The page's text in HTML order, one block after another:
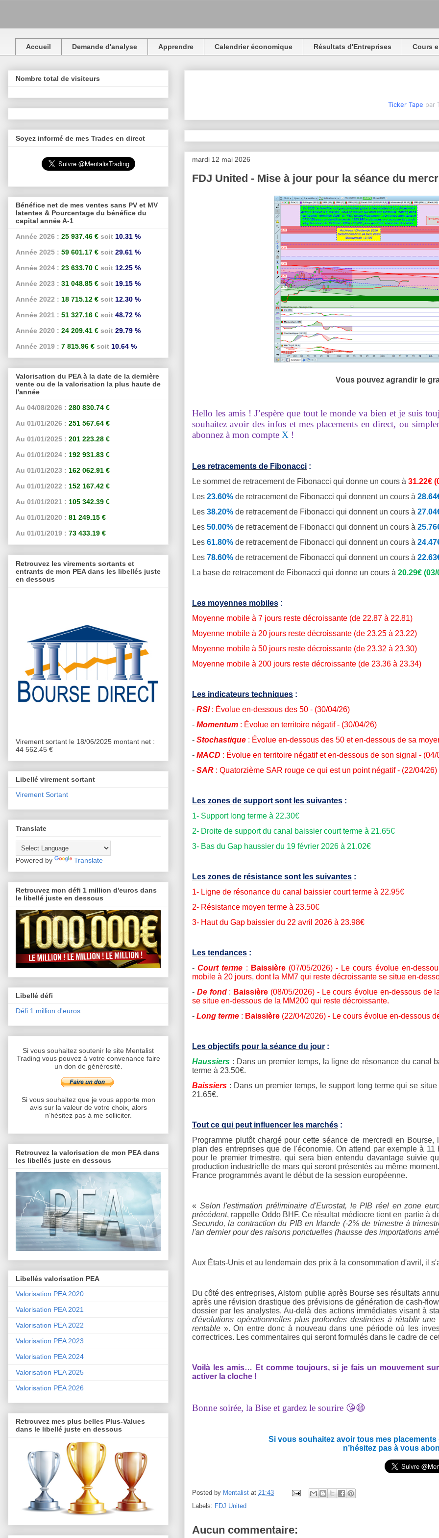
Accueil Demande d'analyse Apprendre Calendrier économique Résultats d'Entreprises Cours
Ticker Tape par
mardi 12 mai 2026
FDJ United - Mise à jour pour la séance du
Vous pouvez agrandir le
Hello les amis ! J’espère que tout le monde va bien et je suis
souhaitez avoir des infos et mes placements en direct, ou
abonnez à mon compte X !
Les retracements de Fibonacci :
Le sommet de retracement de Fibonacci qui donne un cours à 31.22€
Les 23.60% de retracement de Fibonacci qui donnent un cours à
Les 38.20% de retracement de Fibonacci qui donnent un cours à
Les 50.00% de retracement de Fibonacci qui donnent un cours à
Les 61.80% de retracement de Fibonacci qui donnent un cours à
Les 78.60% de retracement de Fibonacci qui donnent un cours à
La base de retracement de Fibonacci qui donne un cours à 20.29€ (03/
Les moyennes mobiles :
Moyenne mobile à 7 jours reste décroissante (de 22.87 à 22.81)
Moyenne mobile à 20 jours reste décroissante (de 23.25 à 23.22)
Moyenne mobile à 50 jours reste décroissante (de 23.32 à 23.30)
Moyenne mobile à 200 jours reste décroissante (de 23.36 à 23.34)
Les indicateurs techniques :
- RSI: Évolue en-dessous des 50 - (30/04/26)
- Momentum : Évolue en territoire négatif - (30/04/26)
- Stochastique : Évolue en-dessous des 50 et en-dessous de sa
- MACD : Évolue en territoire négatif et en-dessous de son signal - (04/
- SAR : Quatorzième SAR rouge ce qui est un point négatif - (22/04/26)
Les zones de support sont les suivantes :
1- Support long terme à 22.30€
2- Droite de support du canal baissier court terme à 21.65€
3- Bas du Gap haussier du 19 février 2026 à 21.02€
Les zones de résistance sont les suivantes :
1- Ligne de résonance du canal baissier court terme à 22.95€
2- Résistance moyen terme à 23.50€
3- Haut du Gap baissier du 22 avril 2026 à 23.98€
Les tendances :
-Court terme : Baissière(07/05/2026) - Le cours évolue en-
mobile à 20 jours, dont la MM7 qui reste décroissante se situe en-
- De fond: Baissière (08/05/2026) - Le cours évolue en-dessous de
se situe en-dessous de la MM200 qui reste décroissante.
- Long terme : Baissière (22/04/2026) - Le cours évolue en-dessous
Les objectifs pour la séance du jour :
Haussiers : Dans un premier temps, la ligne de résonance du canal
terme à 23.50€.
Baissiers : Dans un premier temps, le support long terme qui se
21.65€.
Tout ce qui peut influencer les marchés :
Programme plutôt chargé pour cette séance de mercredi en
plan des entreprises que de l'économie. On attend par exemple à
pour le premier trimestre, qui sera bien entendu davantage suivie
production industrielle de mars qui seront présentés au même
France programmés avant le début de la session européenne.
« Selon l'estimation préliminaire d'Eurostat, le PIB réel en zone
précédent, rappelle Oddo BHF. Ce résultat médiocre tient en partie à
Secundo, la contraction du PIB en Irlande (-2% de trimestre à
l'an dernier pour des raisons ponctuelles (hausse des importations
Aux États-Unis et au lendemain des prix à la consommation d'avril, il
Du côté des entreprises, Alstom publie après Bourse ses résultats
après une révision drastique des prévisions de génération de cash-
dossier par les analystes. Au-delà des actions immédiates visant à
d'évolutions opérationnelles plus profondes destinées à rétablir
rentable ». On entre donc à nouveau dans une période où les
correctrices. Les commentaires qui seront formulés dans le cadre de
Voilà les amis… Et comme toujours, si je fais un mouvement
activer la cloche !
Bonne soirée, la Bise et gardez le sourire 😘😄
Si vous souhaitez avoir tous mes
n’hésitez pas à vous
Posted by Mentalist at 21:43
Labels: FDJ United
Aucun commentaire:
Nombre total de visiteurs
Soyez informé de mes Trades en direct
Bénéfice net de mes ventes sans PV et MV
latentes & Pourcentage du bénéfice du
capital année A-1
Année 2026 : 25 937.46 € soit 10.31 %
Année 2025 : 59 601.17 € soit 29.61 %
Année 2024 : 23 633.70 € soit 12.25 %
Année 2023 : 31 048.85 € soit 19.15 %
Année 2022 : 18 715.12 € soit 12.30 %
Année 2021 : 51 327.16 € soit 48.72 %
Année 2020 : 24 209.41 € soit 29.79 %
Année 2019 : 7 815.96 € soit 10.64 %
Valorisation du PEA à la date de la dernière
vente ou de la valorisation la plus haute de
l'année
Au 04/08/2026 : 280 830.74 €
Au 01/01/2026 : 251 567.64 €
Au 01/01/2025 : 201 223.28 €
Au 01/01/2024 : 192 931.83 €
Au 01/01/2023 : 162 062.91 €
Au 01/01/2022 : 152 167.42 €
Au 01/01/2021 : 105 342.39 €
Au 01/01/2020 : 81 249.15 €
Au 01/01/2019 : 73 433.19 €
Retrouvez les virements sortants et
entrants de mon PEA dans les libellés juste
en dessous
Virement sortant le 18/06/2025 montant net :
44 562.45 €
Libellé virement sortant
Virement Sortant
Translate
Powered by Translate
Retrouvez mon défi 1 million d'euros dans
le libellé juste en dessous
Libellé défi
Défi 1 million d'euros
Si vous souhaitez soutenir le site Mentalist
Trading vous pouvez à votre convenance faire
un don de générosité.
Si vous souhaitez que je vous apporte mon
avis sur la valeur de votre choix, alors
n’hésitez pas à me solliciter.
Retrouvez la valorisation de mon PEA dans
les libellés juste en dessous
Libellés valorisation PEA
Valorisation PEA 2020
Valorisation PEA 2021
Valorisation PEA 2022
Valorisation PEA 2023
Valorisation PEA 2024
Valorisation PEA 2025
Valorisation PEA 2026
Retrouvez mes plus belles Plus-Values
dans le libellé juste en dessous